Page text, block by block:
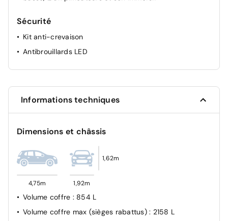
Sièges AR rabattables à plat individuellement
Sécurité
Kit anti-crevaison
Antibrouillards LED
Informations techniques
Dimensions et châssis
4,75m 1,92m
1,62m
Volume coffre : 854 L
Volume coffre max (sièges rabattus) : 2158 L